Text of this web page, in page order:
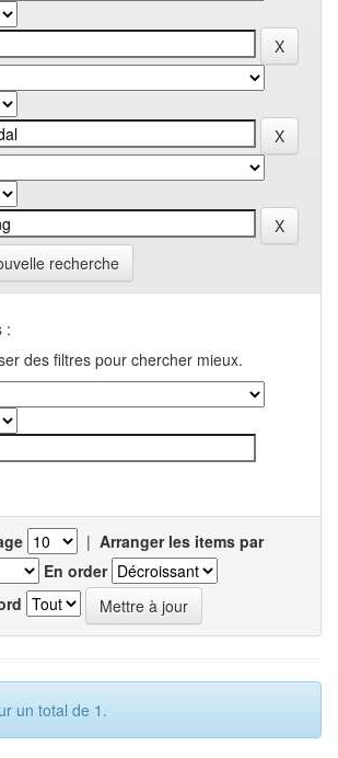
recherche
:
des filtres pour chercher mieux.
| Arranger les items par
En order
un total de 1.